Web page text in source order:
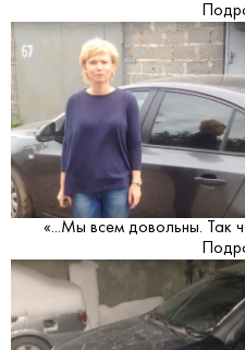
«...Мы всем довольны. Так